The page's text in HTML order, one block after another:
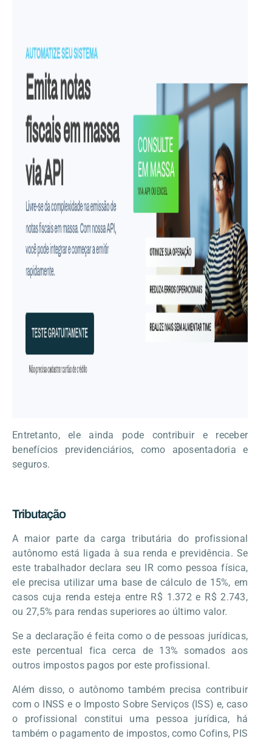
Entretanto, ele ainda pode contribuir e receber
benefícios previdenciários, como aposentadoria e
seguros.
Tributação
A maior parte da carga tributária do profissional
autônomo está ligada à sua renda e previdência. Se
este trabalhador declara seu IR como pessoa física,
ele precisa utilizar uma base de cálculo de 15%, em
casos cuja renda esteja entre R$ 1.372 e R$ 2.743,
ou 27,5% para rendas superiores ao último valor.
Se a declaração é feita como o de pessoas jurídicas,
este percentual fica cerca de 13% somados aos
outros impostos pagos por este profissional.
Além disso, o autônomo também precisa contribuir
com o INSS e o Imposto Sobre Serviços (ISS) e, caso
o profissional constitui uma pessoa jurídica, há
também o pagamento de impostos, como Cofins, PIS